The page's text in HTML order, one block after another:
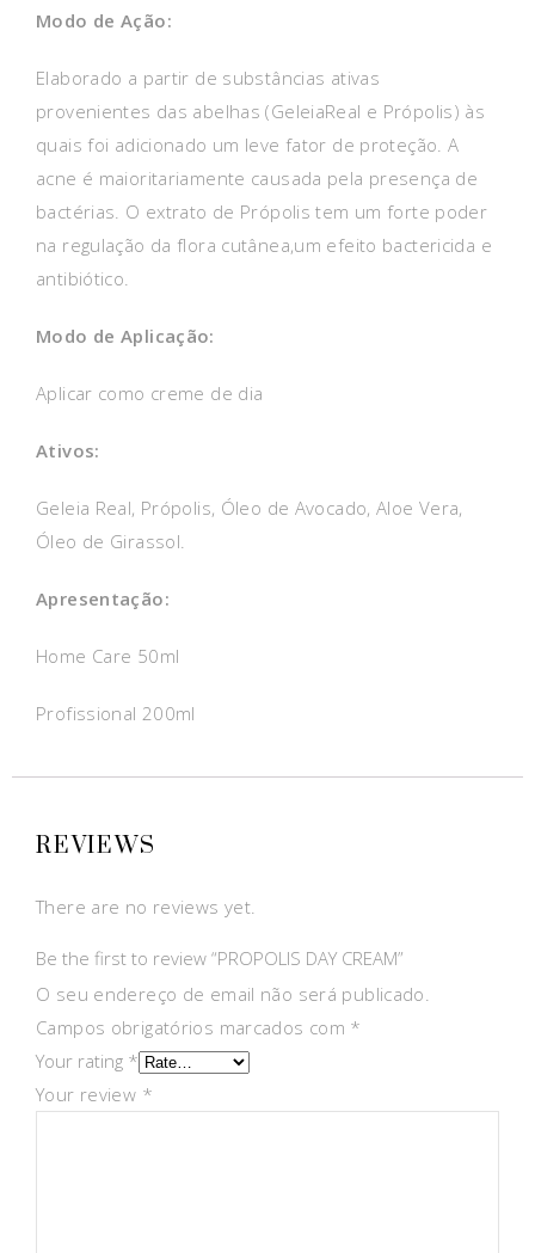
Modo de Ação:
Elaborado a partir de substâncias ativas
provenientes das abelhas (GeleiaReal e Própolis) às
quais foi adicionado um leve fator de proteção. A
acne é maioritariamente causada pela presença de
bactérias. O extrato de Própolis tem um forte poder
na regulação da flora cutânea,um efeito bactericida e
antibiótico.
Modo de Aplicação:
Aplicar como creme de dia
Ativos:
Geleia Real, Própolis, Óleo de Avocado, Aloe Vera,
Óleo de Girassol.
Apresentação:
Home Care 50ml
Profissional 200ml
REVIEWS
There are no reviews yet.
Be the first to review “PROPOLIS DAY CREAM”
O seu endereço de email não será publicado.
Campos obrigatórios marcados com *
Your rating *
Your review *